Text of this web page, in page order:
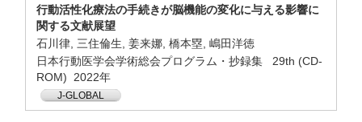
行動活性化療法の手続きが脳機能の変化に与える影響に
関する文献展望
石川律, 三住倫生, 姜来娜, 橋本塁, 嶋田洋徳
日本行動医学会学術総会プログラム・抄録集 29th (CD-
ROM) 2022年
J-GLOBAL